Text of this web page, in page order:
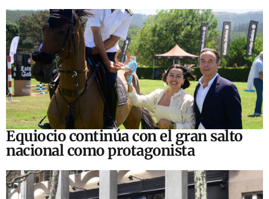
Equiocio continúa con el gran salto
nacional como protagonista